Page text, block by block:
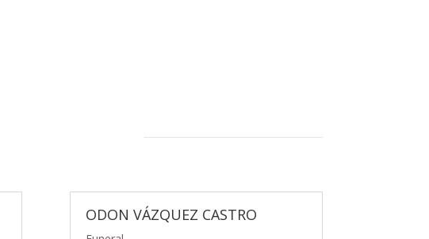
ODON VÁZQUEZ CASTRO